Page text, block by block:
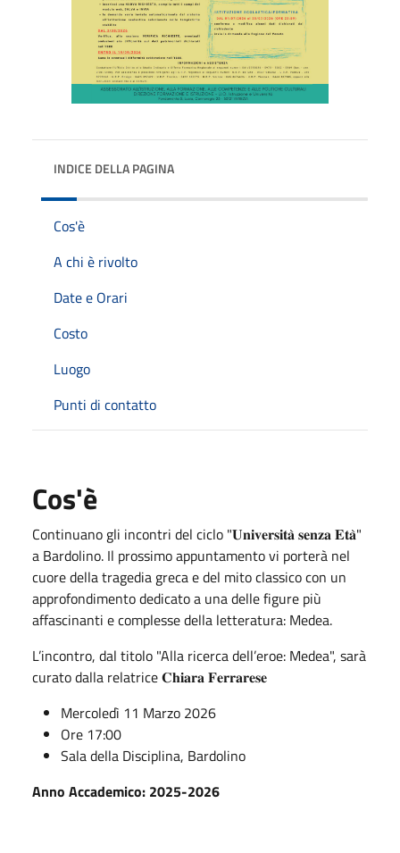
INDICE DELLA PAGINA
Cos'è
A chi è rivolto
Date e Orari
Costo
Luogo
Punti di contatto
Cos'è
Continuano gli incontri del ciclo "𝐔𝐧𝐢𝐯𝐞𝐫𝐬𝐢𝐭𝐚̀ 𝐬𝐞𝐧𝐳𝐚 𝐄𝐭𝐚̀"
a Bardolino. Il prossimo appuntamento vi porterà nel
cuore della tragedia greca e del mito classico con un
approfondimento dedicato a una delle figure più
affascinanti e complesse della letteratura: Medea.
L’incontro, dal titolo "Alla ricerca dell’eroe: Medea", sarà
curato dalla relatrice 𝐂𝐡𝐢𝐚𝐫𝐚 𝐅𝐞𝐫𝐫𝐚𝐫𝐞𝐬𝐞
Mercoledì 11 Marzo 2026
Ore 17:00
Sala della Disciplina, Bardolino
Anno Accademico: 2025-2026